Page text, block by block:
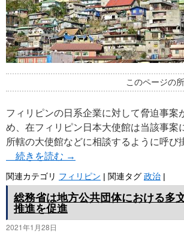
このページの
フィリピンの日系企業に対して脅迫事案
め、在フィリピン日本大使館は当該事案
所轄の大使館などに相談するように呼び
続きを読む →
関連カテゴリ フィリピン | 関連タグ 政治 |
総務省は地方公共団体における多
推進を促進
2021年1月28日